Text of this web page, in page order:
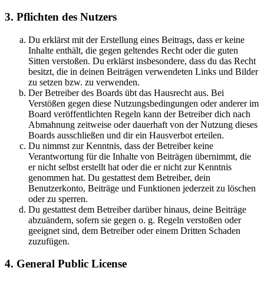
3. Pflichten des Nutzers
Du erklärst mit der Erstellung eines Beitrags, dass er keine
Inhalte enthält, die gegen geltendes Recht oder die guten
Sitten verstoßen. Du erklärst insbesondere, dass du das Recht
besitzt, die in deinen Beiträgen verwendeten Links und Bilder
zu setzen bzw. zu verwenden.
Der Betreiber des Boards übt das Hausrecht aus. Bei
Verstößen gegen diese Nutzungsbedingungen oder anderer im
Board veröffentlichten Regeln kann der Betreiber dich nach
Abmahnung zeitweise oder dauerhaft von der Nutzung dieses
Boards ausschließen und dir ein Hausverbot erteilen.
Du nimmst zur Kenntnis, dass der Betreiber keine
Verantwortung für die Inhalte von Beiträgen übernimmt, die
er nicht selbst erstellt hat oder die er nicht zur Kenntnis
genommen hat. Du gestattest dem Betreiber, dein
Benutzerkonto, Beiträge und Funktionen jederzeit zu löschen
oder zu sperren.
Du gestattest dem Betreiber darüber hinaus, deine Beiträge
abzuändern, sofern sie gegen o. g. Regeln verstoßen oder
geeignet sind, dem Betreiber oder einem Dritten Schaden
zuzufügen.
4. General Public License